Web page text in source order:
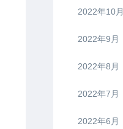
2022年10月
2022年9月
2022年8月
2022年7月
2022年6月